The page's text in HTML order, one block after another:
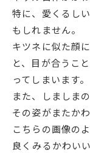
特に、愛くるし
もしれません。
キツネに似た顔
と、目が合うこ
ってしまいます。
また、しましま
その姿がまたか
こちらの画像の
良くみるかわい